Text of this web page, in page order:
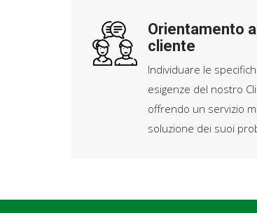
Orientamento al
cliente
Individuare le
esigenze del nostro
offrendo un servizio
soluzione dei suoi